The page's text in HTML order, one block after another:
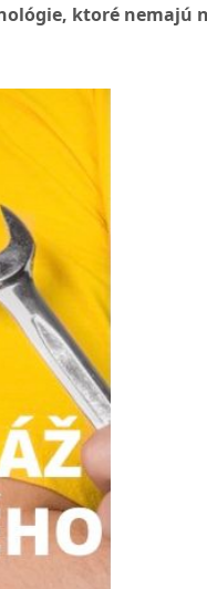
ktoré nemajú